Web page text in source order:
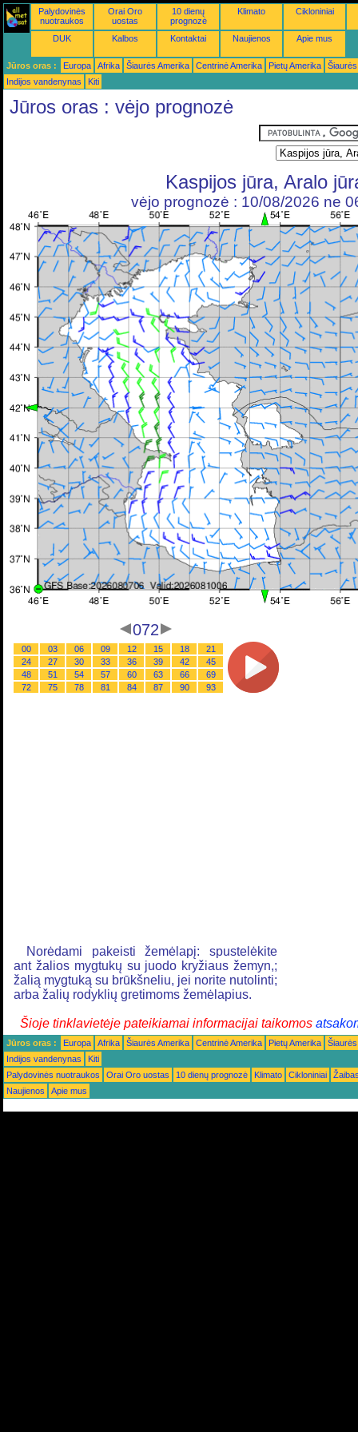
Palydovinės
nuotraukos
Orai Oro
uostas
10 dienų
prognozė
Klimato Cikloniniai
DUK Kalbos Kontaktai Naujienos Apie mus
Jūros oras : Europa Afrika Šiaurės Amerika Centrinė Amerika Pietų Amerika
Indijos vandenynas
Kiti
Jūros oras : vėjo prognozė
Kaspijos jūra, Aralo
vėjo prognozė : 10/08/2026 ne
072
00 03 06 09 12 15 18
21
24
27 30 33 36 39 42
45
48
51 54 57 60 63 66
69
72
75 78 81 84 87 90 93
Norėdami pakeisti žemėlapį: spustelėkite
ant žalios mygtukų su juodo kryžiaus žemyn,;
žalią mygtuką su brūkšneliu, jei norite nutolinti;
arba žalių rodyklių gretimoms žemėlapius.
Šioje tinklavietėje pateikiamai informacijai taikomos
Jūros oras : Europa Afrika Šiaurės Amerika Centrinė Amerika Pietų Amerika
Indijos vandenynas
Kiti
Palydovinės nuotraukos
Orai Oro uostas 10 dienų prognozė Klimato Cikloniniai
Naujienos
Apie mus